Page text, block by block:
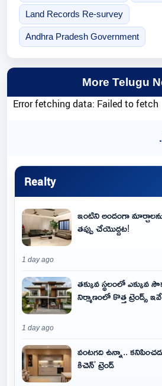
Land Records Re-survey
Andhra Pradesh Government
More Telugu
Error fetching data: Failed to fetch
Realty
ఇంటిని అందంగా
తప్పు చేయొద్దట!
1 day ago
తక్కువ స్థలంలో ఎక్కువ
నిర్మాణంలో కొత్త ట్రెండ్స్
1 day ago
వంటగది ఉన్నా..
కిచెన్' ట్రెండ్